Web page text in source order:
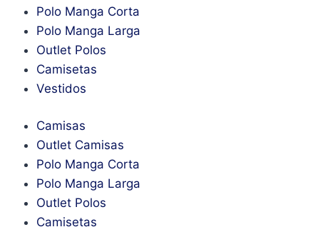
Polo Manga Corta
Polo Manga Larga
Outlet Polos
Camisetas
Vestidos
Camisas
Outlet Camisas
Polo Manga Corta
Polo Manga Larga
Outlet Polos
Camisetas